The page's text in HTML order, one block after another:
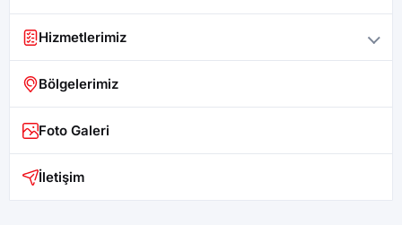
Hizmetlerimiz
Bölgelerimiz
Foto Galeri
İletişim